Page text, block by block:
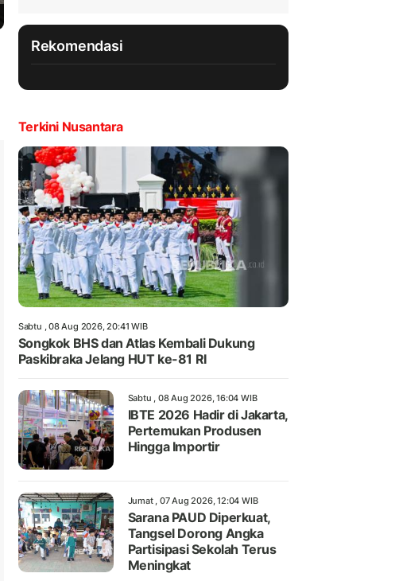
Rekomendasi
Terkini Nusantara
Sabtu , 08 Aug 2026, 20:41 WIB
Songkok BHS dan Atlas Kembali Dukung
Paskibraka Jelang HUT ke-81 RI
Sabtu , 08 Aug 2026, 16:04 WIB
IBTE 2026 Hadir di Jakarta,
Pertemukan Produsen
Hingga Importir
Jumat , 07 Aug 2026, 12:04 WIB
Sarana PAUD Diperkuat,
Tangsel Dorong Angka
Partisipasi Sekolah Terus
Meningkat